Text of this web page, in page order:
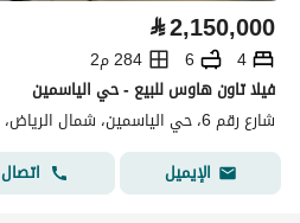
⃁2,150,000
4
6
284 م2
فيلا تاون هاوس للبيع - حي الياسمين
شارع رقم 6، حي الياسمين، شمال الرياض، الرياض
الإيميل
اتصال